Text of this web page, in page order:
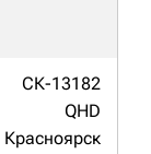
СК-13182
QHD
Красноярск